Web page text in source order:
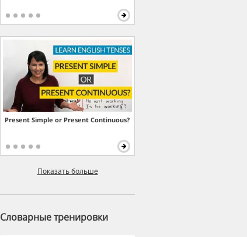
Present Simple or Present Continuous?
Показать больше
Словарные тренировки